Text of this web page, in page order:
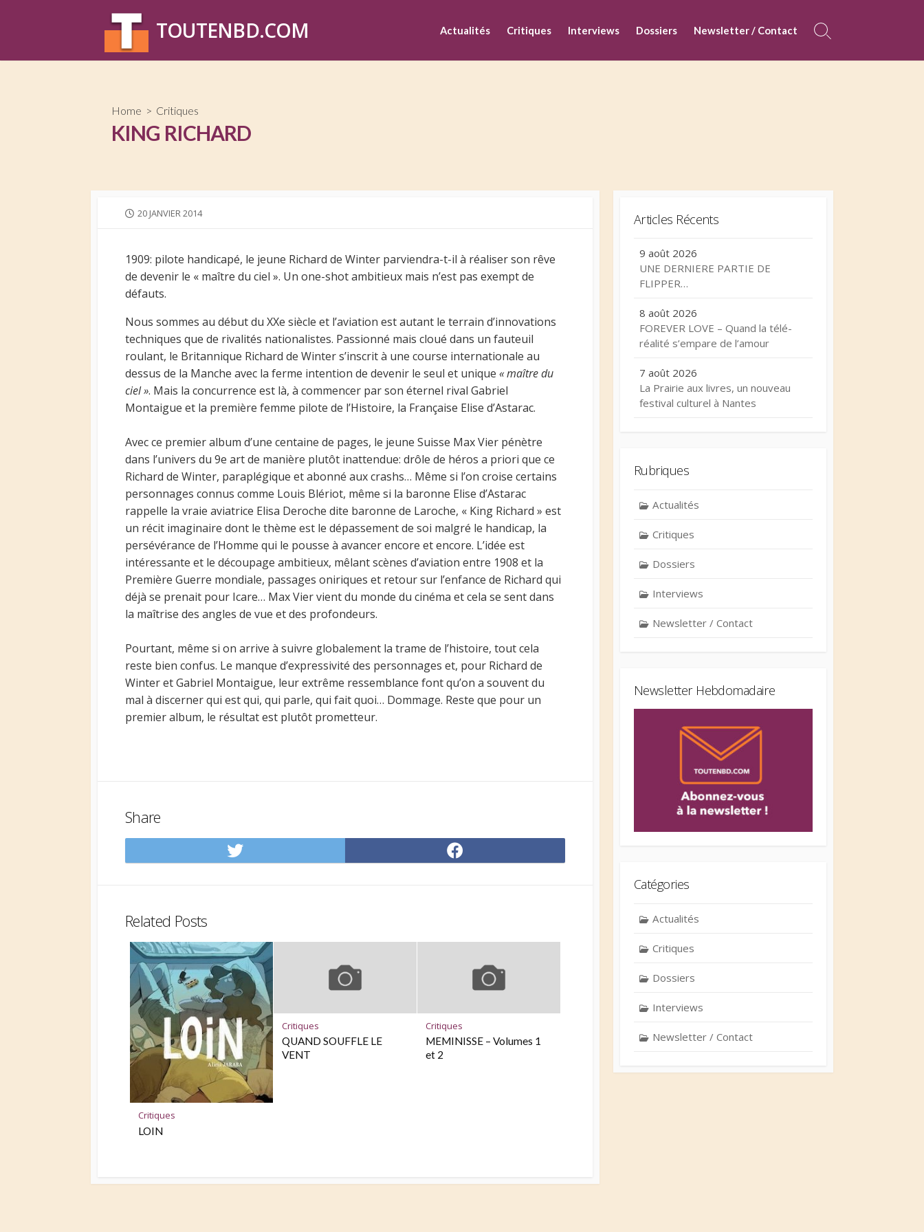
TOUTENBD.COM Actualités Critiques Interviews Dossiers Newsletter / Contact
Search
Home > Critiques
KING RICHARD
PUBLISHED
20 JANVIER 2014
1909: pilote handicapé, le jeune Richard de Winter parviendra-t-il à réaliser son rêve
de devenir le « maître du ciel ». Un one-shot ambitieux mais n’est pas exempt de
défauts.
Nous sommes au début du XXe siècle et l’aviation est autant le terrain d’innovations
techniques que de rivalités nationalistes. Passionné mais cloué dans un fauteuil
roulant, le Britannique Richard de Winter s’inscrit à une course internationale au
dessus de la Manche avec la ferme intention de devenir le seul et unique « maître du
ciel ». Mais la concurrence est là, à commencer par son éternel rival Gabriel
Montaigue et la première femme pilote de l’Histoire, la Française Elise d’Astarac.
Avec ce premier album d’une centaine de pages, le jeune Suisse Max Vier pénètre
dans l’univers du 9e art de manière plutôt inattendue: drôle de héros a priori que ce
Richard de Winter, paraplégique et abonné aux crashs… Même si l’on croise certains
personnages connus comme Louis Blériot, même si la baronne Elise d’Astarac
rappelle la vraie aviatrice Elisa Deroche dite baronne de Laroche, « King Richard » est
un récit imaginaire dont le thème est le dépassement de soi malgré le handicap, la
persévérance de l’Homme qui le pousse à avancer encore et encore. L’idée est
intéressante et le découpage ambitieux, mêlant scènes d’aviation entre 1908 et la
Première Guerre mondiale, passages oniriques et retour sur l’enfance de Richard qui
déjà se prenait pour Icare… Max Vier vient du monde du cinéma et cela se sent dans
la maîtrise des angles de vue et des profondeurs.
Pourtant, même si on arrive à suivre globalement la trame de l’histoire, tout cela
reste bien confus. Le manque d’expressivité des personnages et, pour Richard de
Winter et Gabriel Montaigue, leur extrême ressemblance font qu’on a souvent du
mal à discerner qui est qui, qui parle, qui fait quoi… Dommage. Reste que pour un
premier album, le résultat est plutôt prometteur.
Share
Share
on
on
Related Posts
Critiques
LOIN
Critiques
QUAND SOUFFLE LE
VENT
Critiques
MEMINISSE – Volumes 1
et 2
Articles Récents
9 août 2026
UNE DERNIERE PARTIE DE
FLIPPER…
8 août 2026
FOREVER LOVE – Quand la télé-
réalité s’empare de l’amour
7 août 2026
La Prairie aux livres, un nouveau
festival culturel à Nantes
Rubriques
Actualités
Critiques
Dossiers
Interviews
Newsletter / Contact
Newsletter Hebdomadaire
Catégories
Actualités
Critiques
Dossiers
Interviews
Newsletter / Contact